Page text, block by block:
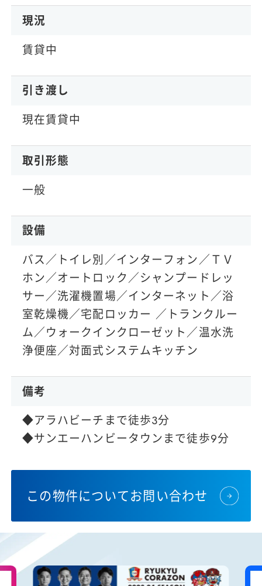
現況
賃貸中
引き渡し
現在賃貸中
取引形態
一般
設備
バス／トイレ別／インターフォン／ＴＶ
ホン／オートロック／シャンプードレッ
サー／洗濯機置場／インターネット／浴
室乾燥機／宅配ロッカー ／トランクルー
ム／ウォークインクローゼット／温水洗
浄便座／対面式システムキッチン
備考
◆アラハビーチまで徒歩3分
◆サンエーハンビータウンまで徒歩9分
この物件についてお問い合わせ